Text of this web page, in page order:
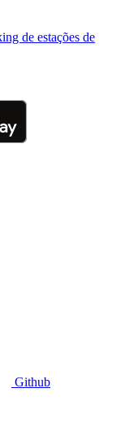
de estações de
Github